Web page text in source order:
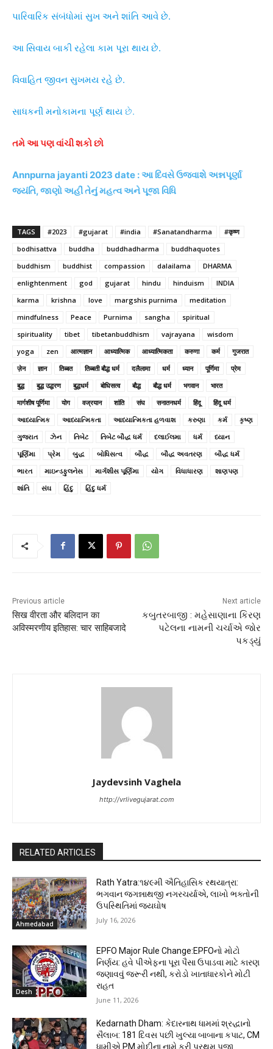
પારિવારિક સંબંધોમાં સુખ અને શાંતિ આવે છે.
આ સિવાય બાકી રહેલા કામ પૂરા થાય છે.
વિવાહિત જીવન સુખમય રહે છે.
સાધકની મનોકામના પૂર્ણ થાય છે.
તમે આ પણ વાંચી શકો છો
Annpurna jayanti 2023 date : આ દિવસે ઉજવાશે અન્નપૂર્ણા
જયંતિ, જાણો અહીં તેનું મહત્વ અને પૂજા વિધિ
TAGS #2023 #gujarat #india #Sanatandharma
#कृष्ण
bodhisattva
buddha buddhadharma
buddhaquotes
buddhism
buddhist compassion dalailama
DHARMA
enlightenment
god gujarat hindu hinduism
INDIA
karma
krishna love margshis purnima
meditation
mindfulness
Peace Purnima sangha
spiritual
spirituality
tibet tibetanbuddhism vajrayana
wisdom
yoga
zen आत्मज्ञान आध्यात्मिक आध्यात्मिकता करुणा कर्म
गुजरात
ज़ेन
ज्ञान तिब्बत तिब्बती बौद्ध धर्म दलैलामा धर्म ध्यान पूर्णिमा
प्रेम
बुद्ध
बुद्ध उद्धरण बुद्धधर्म बोधिसत्व बौद्ध बौद्ध धर्म भगवान
भारत
मार्गशीष पूर्णिमा
योग वज्रयान शांति संघ सनातनधर्म हिंदू
हिंदू धर्म
આધ્યાત્મિક
આધ્યાત્મિકતા આધ્યાત્મિકતા હળવાશ કરુણા કર્મ
કૃષ્ણ
ગુજરાત
ઝેન તિબેટ તિબેટ બૌદ્ધ ધર્મ દલાઈલમા ધર્મ
ધ્યાન
પૂર્ણિમા
પ્રેમ બુદ્ધ બોધિસત્વ બૌદ્ધ બૌદ્ધ અવતરણ
બૌદ્ધ ધર્મ
ભારત
માઇન્ડફુલનેસ માર્ગશીસ પૂર્ણિમા યોગ વિધાધારણ
શાણપણ
શાંતિ
સંઘ હિંદુ હિંદુ ધર્મ
Previous article
सिख वीरता और बलिदान का
अविस्मरणीय इतिहास: चार साहिबजादे
Next article
કબુતરબાજી : મહેસાણાના કિરણ
પટેલના નામની ચર્ચાએ જોર
પકડ્યું
Jaydevsinh Vaghela
http://vrlivegujarat.com
RELATED ARTICLES
Ahmedabad
Rath Yatra:૧૪૯મી ઐતિહાસિક રથયાત્રા:
ભગવાન જગન્નાથજી નગરચર્યાએ, લાખો ભક્તોની
ઉપસ્થિતિમાં જયઘોષ
July 16, 2026
Desh
EPFO Major Rule Change:EPFOનો મોટો
નિર્ણય: હવે પીએફના પૂરા પૈસા ઉપાડવા માટે કારણ
જણાવવું જરૂરી નથી, કરોડો ખાતાધારકોને મોટી
રાહત
June 11, 2026
Kedarnath Dham: કેદારનાથ ધામમાં શ્રદ્ધાનો
સૈલાબ: 181 દિવસ પછી ખુલ્યા બાબાના કપાટ, CM
ધામીએ PM મોદીના નામે કરી પ્રથમ પૂજા